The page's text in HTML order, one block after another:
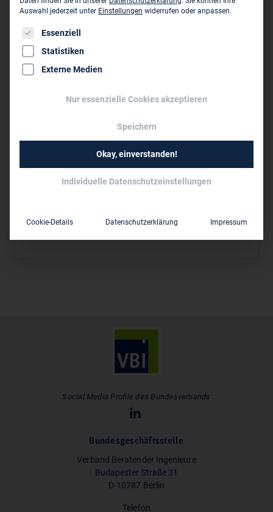
D-78467 Konstanz
0831 52 15 60
bodensee@kb-group.com
www.kb-group.com
Konstruktionsgruppe Bauen AG ›
D-87435 Kempten (Allgäu)
Social Media Profile des Bundesverbands
Bundesgeschäftsstelle
Verband Beratender Ingenieure
Budapester Straße 31
D-10787 Berlin
Telefon
Auswahl jederzeit unter Einstellungen widerrufen oder anpassen.
Es folgt eine Liste der Service-Gruppen, für die eine
Essenziell
Statistiken
Externe Medien
Nur essenzielle Cookies akzeptieren
Speichern
Okay, einverstanden!
Individuelle Datenschutzeinstellungen
Cookie-Details Datenschutzerklärung Impressum